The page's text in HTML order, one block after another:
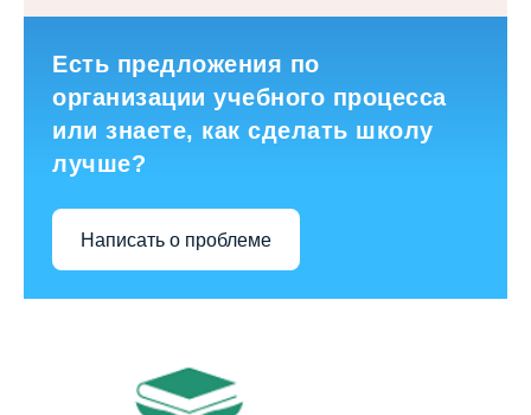
Есть предложения по
организации учебного процесса
или знаете, как сделать школу
лучше?
Написать о проблеме